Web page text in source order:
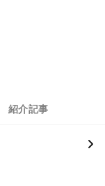
紹介記事